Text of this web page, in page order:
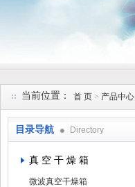
当前位置： 首 页 > 产品中心
目录导航 Directory
真 空 干 燥 箱
微波真空干燥箱